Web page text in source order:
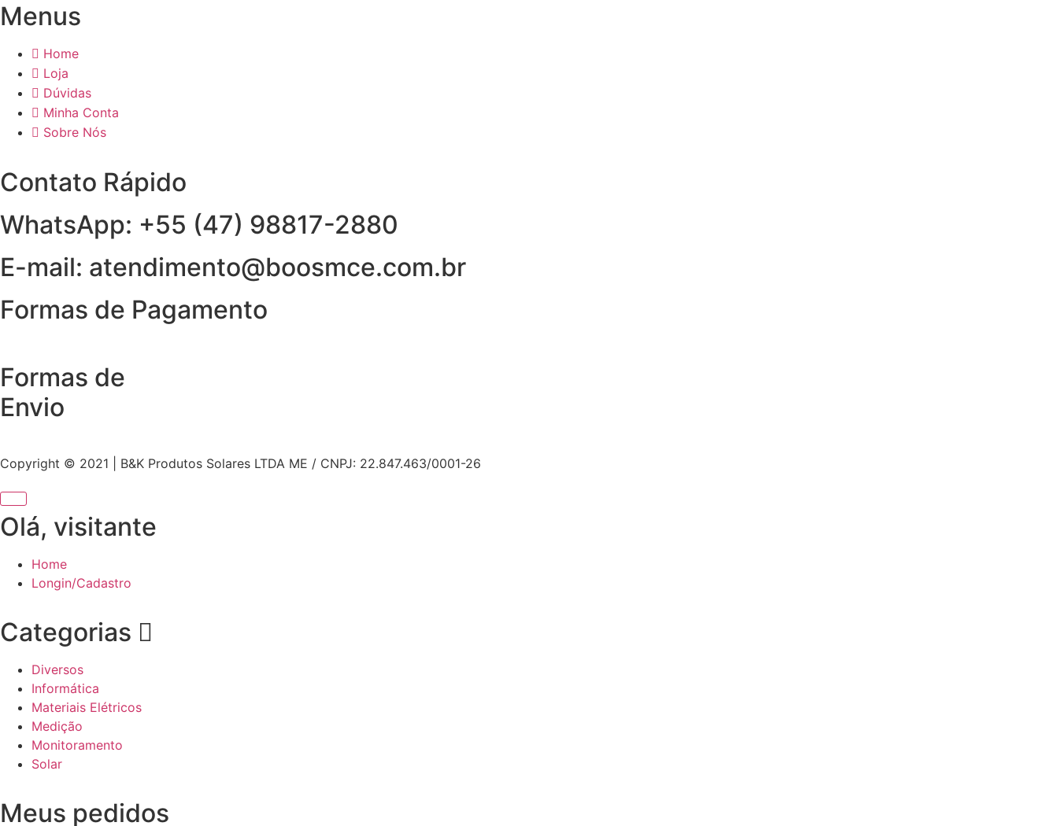
Menus
Home
Loja
Dúvidas
Minha Conta
Sobre Nós
Contato Rápido
WhatsApp: +55 (47) 98817-2880
E-mail: atendimento@boosmce.com.br
Formas de Pagamento
Formas de
Envio
Copyright © 2021 | B&K Produtos Solares LTDA ME / CNPJ: 22.847.463/0001-26
Olá, visitante
Home
Longin/Cadastro
Categorias
Diversos
Informática
Materiais Elétricos
Medição
Monitoramento
Solar
Meus pedidos